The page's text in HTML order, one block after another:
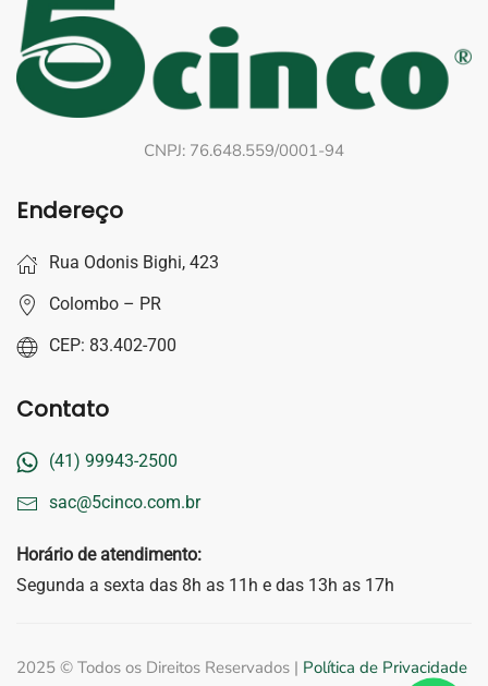
CNPJ: 76.648.559/0001-94
Endereço
Rua Odonis Bighi, 423
Colombo – PR
CEP: 83.402-700
Contato
(41) 99943-2500
sac@5cinco.com.br
Horário de atendimento:
Segunda a sexta das 8h as 11h e das 13h as 17h
2025 © Todos os Direitos Reservados | Política de Privacidade